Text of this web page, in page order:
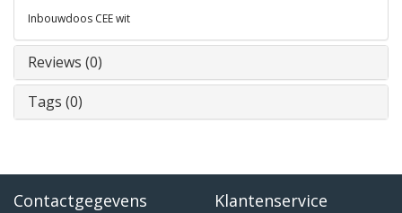
Inbouwdoos CEE wit
Reviews (0)
Tags (0)
Contactgegevens Klantenservice